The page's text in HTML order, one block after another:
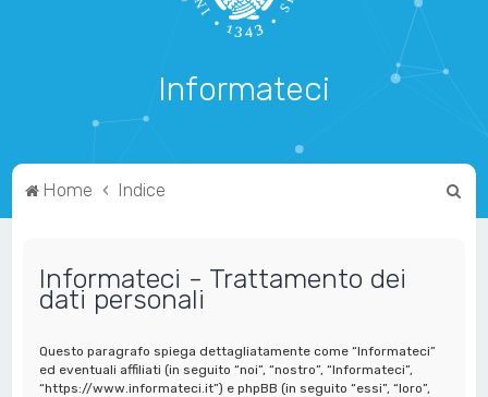
Informateci
Home Indice
Informateci - Trattamento dei
dati personali
Questo paragrafo spiega dettagliatamente come “Informateci”
ed eventuali affiliati (in seguito “noi”, “nostro”, “Informateci”,
“https://www.informateci.it”) e phpBB (in seguito “essi”, “loro”,